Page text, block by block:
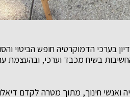
בערכי הדמוקרטיה חופש הביטוי
בשיח מכבד וערכי, ובהעצמת
ואנשי חינוך, מתוך מטרה לקדם